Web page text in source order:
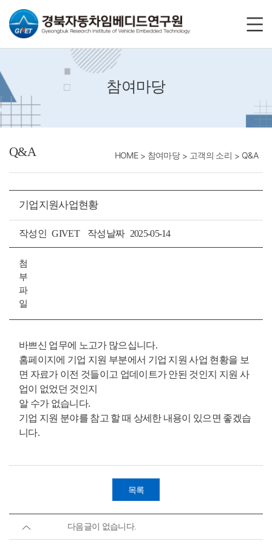
참여마당
Q&A HOME 참여마당 고객의 소리 Q&A
기업지원사업현황
작성인 GIVET 작성날짜 2025-05-14
첨
부
파
일
바쁘신 업무에 노고가 많으십니다.
홈페이지에 기업 지원 부분에서 기업 지원 사업 현황을 보
면 자료가 이전 것들이고 업데이트가 안된 것인지 지원 사
업이 없었던 것인지
알 수가 없습니다.
기업 지원 분야를 참고 할 때 상세한 내용이 있으면 좋겠습
니다.
목록
다음글이 없습니다.